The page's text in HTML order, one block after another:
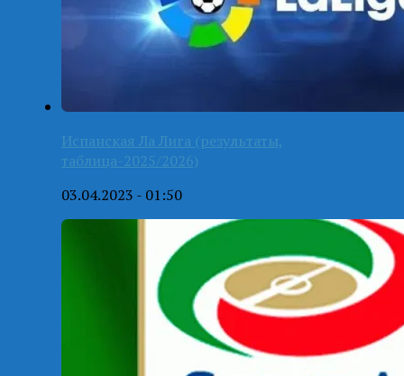
Испанская Ла Лига (результаты,
таблица-2025/2026)
03.04.2023 - 01:50